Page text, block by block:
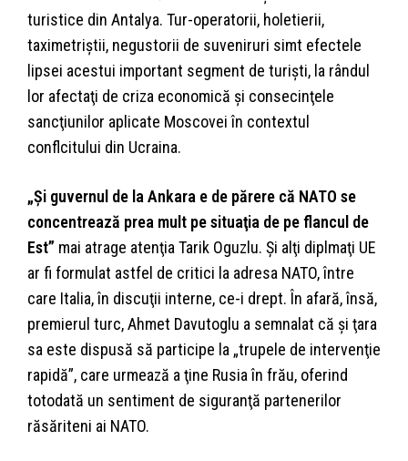
turistice din Antalya. Tur-operatorii, holetierii,
taximetriştii, negustorii de suveniruri simt efectele
lipsei acestui important segment de turişti, la rândul
lor afectaţi de criza economică şi consecinţele
sancţiunilor aplicate Moscovei în contextul
conflcitului din Ucraina.
„Şi guvernul de la Ankara e de părere că NATO se
concentrează prea mult pe situaţia de pe flancul de
Est” mai atrage atenţia Tarik Oguzlu. Şi alţi diplmaţi UE
ar fi formulat astfel de critici la adresa NATO, între
care Italia, în discuţii interne, ce-i drept. În afară, însă,
premierul turc, Ahmet Davutoglu a semnalat că şi ţara
sa este dispusă să participe la „trupele de intervenţie
rapidă”, care urmează a ţine Rusia în frău, oferind
totodată un sentiment de siguranţă partenerilor
răsăriteni ai NATO.